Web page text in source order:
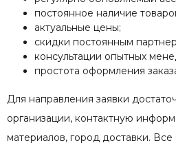
постоянное наличие
актуальные цены;
скидки постоянным
консультации опытных
простота оформления
Для направления заявки
организации, контактную
материалов, город доставки.